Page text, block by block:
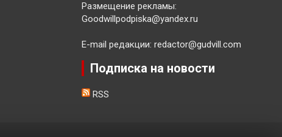
Размещение рекламы:
Goodwillpodpiska@yandex.ru
E-mail редакции: redactor@gudvill.com
Подписка на новости
RSS